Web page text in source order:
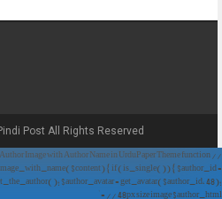
Post All Rights Reserved.
Author Image with Author Name in UrduPaper Theme function
{ if (is_single()) { $author_id =
$author_avatar = get_avatar($author_id, 48);
// 48px size image $author_html = '